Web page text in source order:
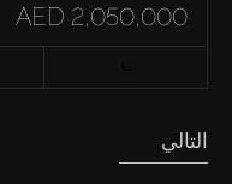
AED 2,050,000
التالي